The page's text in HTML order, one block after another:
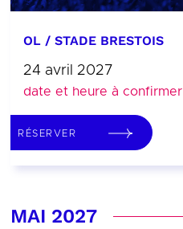
OL / STADE BRESTOIS
24 avril 2027
date et heure à confirmer
RÉSERVER
MAI 2027